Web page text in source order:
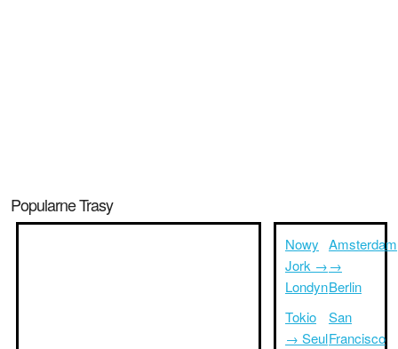
Popularne Trasy
Nowy
Jork →
Londyn
Tokio
→ Seul
Amsterdam
→
Berlin
San
Francisco